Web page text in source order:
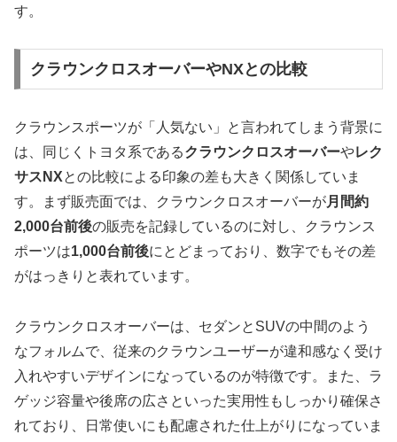
す。
クラウンクロスオーバーやNXとの比較
クラウンスポーツが「人気ない」と言われてしまう背景に
は、同じくトヨタ系であるクラウンクロスオーバーやレク
サスNXとの比較による印象の差も大きく関係していま
す。まず販売面では、クラウンクロスオーバーが月間約
2,000台前後の販売を記録しているのに対し、クラウンス
ポーツは1,000台前後にとどまっており、数字でもその差
がはっきりと表れています。
クラウンクロスオーバーは、セダンとSUVの中間のよう
なフォルムで、従来のクラウンユーザーが違和感なく受け
入れやすいデザインになっているのが特徴です。また、ラ
ゲッジ容量や後席の広さといった実用性もしっかり確保さ
れており、日常使いにも配慮された仕上がりになっていま